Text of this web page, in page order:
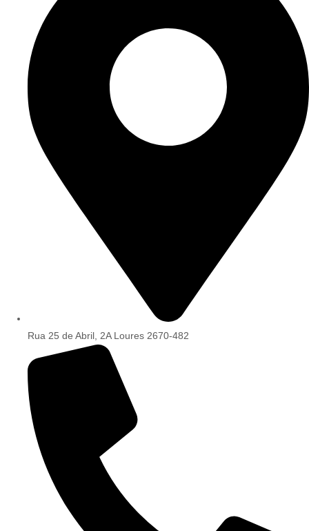
Rua 25 de Abril, 2A Loures 2670-482